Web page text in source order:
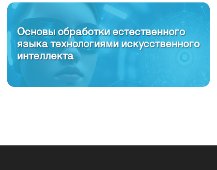
Основы обработки естественного
языка технологиями искусственного
интеллекта